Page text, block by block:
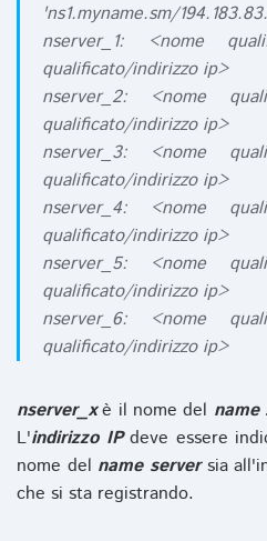
'ns1.myname.sm/
nserver_1: <nome
qualificato/indirizzo ip>
nserver_2: <nome
qualificato/indirizzo ip>
nserver_3: <nome
qualificato/indirizzo ip>
nserver_4: <nome
qualificato/indirizzo ip>
nserver_5: <nome
qualificato/indirizzo ip>
nserver_6: <nome
qualificato/indirizzo ip>
nserver_xè il nome del name
L'indirizzo IPdeve essere
nome del name serversia
che si sta registrando.